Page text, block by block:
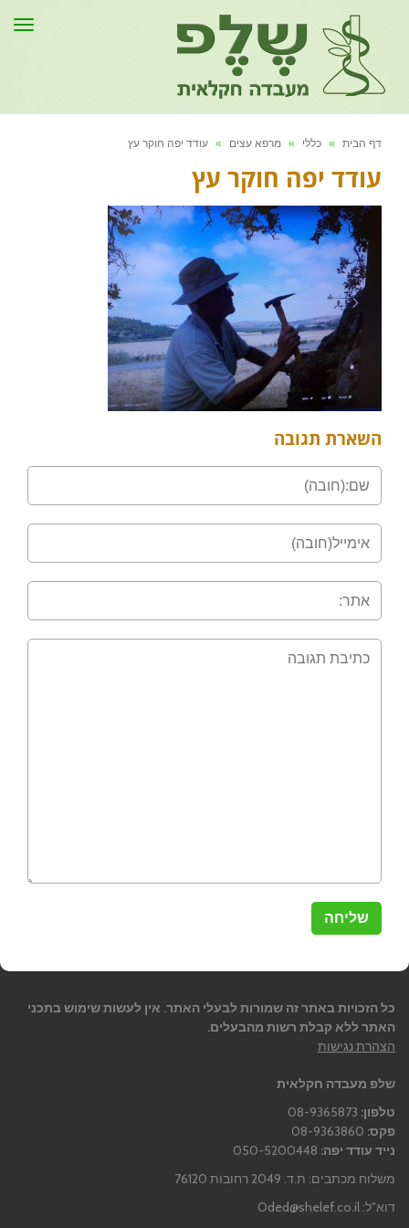
דף הבית » כללי » מרפא עצים » עודד יפה חוקר עץ
עודד יפה חוקר עץ
השארת תגובה
כל הזכויות באתר זה שמורות לבעלי האתר. אין לעשות שימוש בתכני
האתר ללא קבלת רשות מהבעלים.
הצהרת נגישות
שלפ מעבדה חקלאית
טלפון:
פקס:
נייד עודד יפה:
משלוח מכתבים: ת.ד. 2049 רחובות 76120
דוא"ל: Oded@shelef.co.il